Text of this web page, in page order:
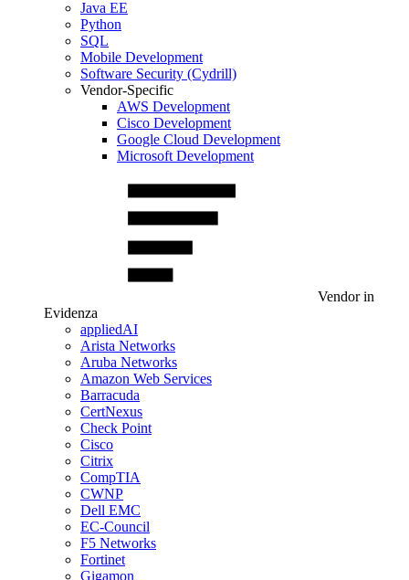
Java EE
Python
SQL
Mobile Development
Software Security (Cydrill)
Vendor-Specific
AWS Development
Cisco Development
Google Cloud Development
Microsoft Development
Vendor in
Evidenza
appliedAI
Arista Networks
Aruba Networks
Amazon Web Services
Barracuda
CertNexus
Check Point
Cisco
Citrix
CompTIA
CWNP
Dell EMC
EC-Council
F5 Networks
Fortinet
Gigamon